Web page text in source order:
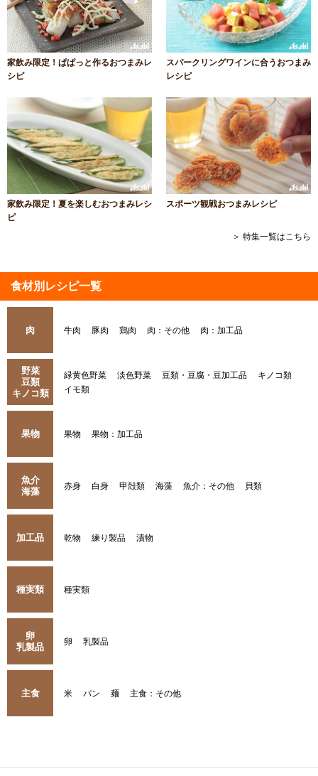
家飲み限定！ぱぱっと作るおつまみレ
シピ
スパークリングワインに合うおつまみ
レシピ
家飲み限定！夏を楽しむおつまみレシ
ピ
スポーツ観戦おつまみレシピ
＞ 特集一覧はこちら
食材別レシピ一覧
肉 牛肉 豚肉 鶏肉 肉：その他 肉：加工品
野菜
豆類
キノコ類
緑黄色野菜 淡色野菜 豆類・豆腐・豆加工品
キノコ類
イモ類
果物 果物 果物：加工品
魚介
海藻
赤身 白身 甲殻類 海藻 魚介：その他 貝類
加工品 乾物 練り製品 漬物
種実類 種実類
卵
乳製品
卵 乳製品
主食 米 パン 麺 主食：その他